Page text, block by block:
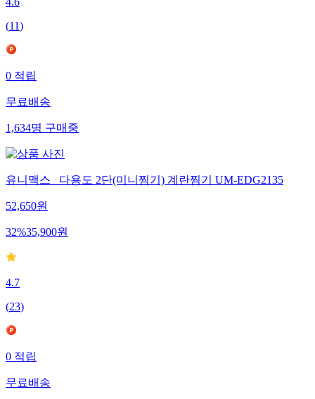
4.6
(11)
0적립
무료배송
1,634명구매중
유니맥스_ 다용도 2단(미니찜기) 계란찜기 UM-EDG2135
52,650원
32%35,900원
4.7
(23)
0적립
무료배송